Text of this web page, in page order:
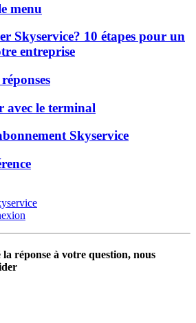
menu
Skyservice? 10 étapes pour un
entreprise
avec le terminal
Skyservice
réponse à votre question, nous